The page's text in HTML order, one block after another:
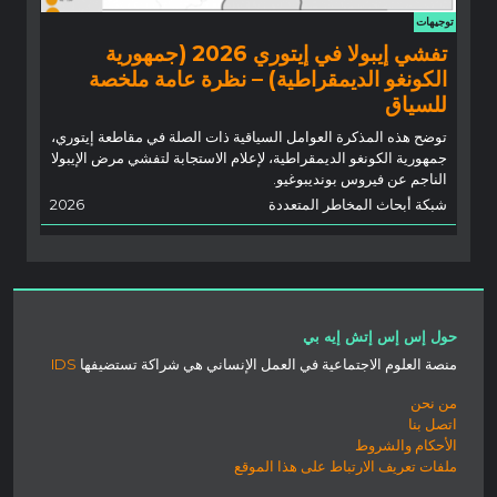
توجيهات
تفشي إيبولا في إيتوري 2026 (جمهورية
الكونغو الديمقراطية) – نظرة عامة ملخصة
للسياق
توضح هذه المذكرة العوامل السياقية ذات الصلة في مقاطعة إيتوري،
جمهورية الكونغو الديمقراطية، لإعلام الاستجابة لتفشي مرض الإيبولا
الناجم عن فيروس بونديبوغيو.
شبكة أبحاث المخاطر المتعددة
2026
حول إس إس إتش إيه بي
منصة العلوم الاجتماعية في العمل الإنساني هي شراكة تستضيفها IDS
من نحن
اتصل بنا
الأحكام والشروط
ملفات تعريف الارتباط على هذا الموقع